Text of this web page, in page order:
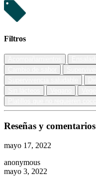
Filtros
Reseñas y comentarios
mayo 17, 2022
anonymous
mayo 3, 2022